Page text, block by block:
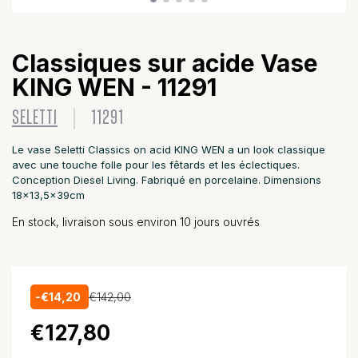
Classiques sur acide Vase
KING WEN - 11291
SELETTI 11291
Le vase Seletti Classics on acid KING WEN a un look classique
avec une touche folle pour les fêtards et les éclectiques.
Conception Diesel Living. Fabriqué en porcelaine. Dimensions
18x13,5x39cm
En stock, livraison sous environ 10 jours ouvrés
-€14,20 €142,00
€127,80